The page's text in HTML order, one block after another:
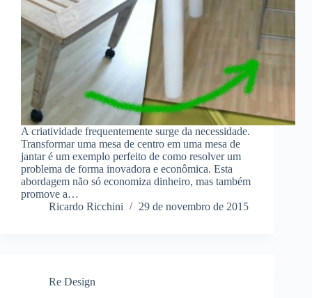
A criatividade frequentemente surge da necessidade.
Transformar uma mesa de centro em uma mesa de
jantar é um exemplo perfeito de como resolver um
problema de forma inovadora e econômica. Esta
abordagem não só economiza dinheiro, mas também
promove a…
Ricardo Ricchini
29 de novembro de 2015
Re Design